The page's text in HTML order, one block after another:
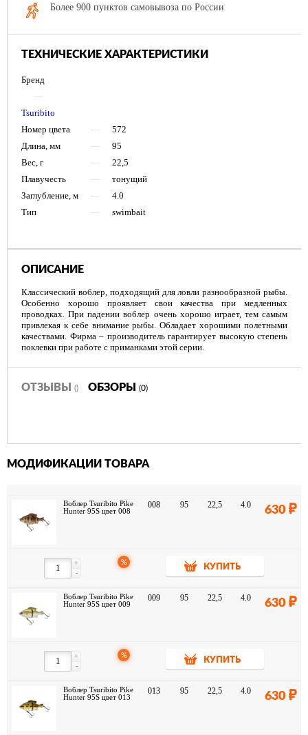
Более 900 пунктов самовывоза по России
ТЕХНИЧЕСКИЕ ХАРАКТЕРИСТИКИ
Бренд
—
Tsuribito
Номер цвета
—
572
Длина, мм
—
95
Вес, г
—
22,5
Плавучесть
—
тонущий
Заглубление, м
—
4.0
Тип
— swimbait
ОПИСАНИЕ
Классический воблер, подходящий для ловли разнообразной рыбы.
Особенно хорошо проявляет свои качества при медленных
проводках. При падении воблер очень хорошо играет, тем самым
привлекая к себе внимание рыбы. Обладает хорошими полетными
качествами. Фирма – производитель гарантирует высокую степень
поклевки при работе с приманками этой серии.
ОТЗЫВЫ () ОБЗОРЫ (0)
МОДИФИКАЦИИ ТОВАРА
Воблер Tsuribito Pike
Hunter 95S цвет 008
008 95 22,5 4.0 630
-
+ %
КУПИТЬ
Воблер Tsuribito Pike
Hunter 95S цвет 009
009 95 22,5 4.0 630
-
+ %
КУПИТЬ
Воблер Tsuribito Pike
Hunter 95S цвет 013
013 95 22,5 4.0 630